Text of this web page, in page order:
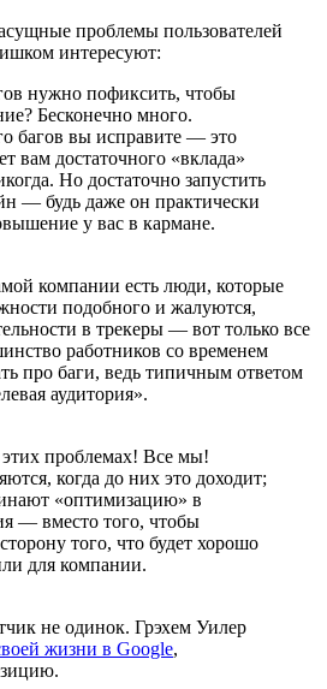
проблемы пользователей
интересуют:
нужно пофиксить, чтобы
Бесконечно много.
багов вы исправите — это
вам достаточного «вклада»
Но достаточно запустить
— будь даже он практически
у вас в кармане.
компании есть люди, которые
подобного и жалуются,
в трекеры — вот только все
работников со временем
про баги, ведь типичным ответом
аудитория».
проблемах! Все мы!
когда до них это доходит;
«оптимизацию» в
— вместо того, чтобы
того, что будет хорошо
для компании.
не одинок. Грэхем Уилер
жизни в Google,